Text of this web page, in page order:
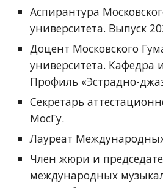
Аспирантура
университета. Выпуск
Доцент Московского
университета. Кафедра
Профиль «Эстрадно-
Секретарь
МосГу.
Лауреат
Член жюри и
международных